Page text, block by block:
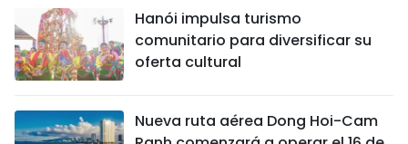
Hanói impulsa turismo
comunitario para diversificar su
oferta cultural
Nueva ruta aérea Dong Hoi-Cam